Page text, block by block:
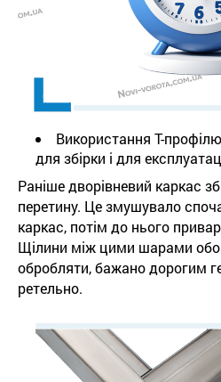
Використання Т-
для збірки і для
Раніше дворівневий каркас
перетину. Це змушувало
каркас, потім до нього
Щілини між цими шарами
обробляти, бажано дорогим
ретельно.